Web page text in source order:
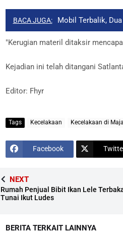
BACA JUGA: Mobil Terbalik,
"Kerugian materil ditaksir
Kejadian ini telah ditangani
Editor: Fhyr
Tags Kecelakaan Kecelakaan di
Facebook
NEXT
Rumah Penjual Bibit Ikan Lele
Tunai Ikut Ludes
BERITA TERKAIT LAINNYA